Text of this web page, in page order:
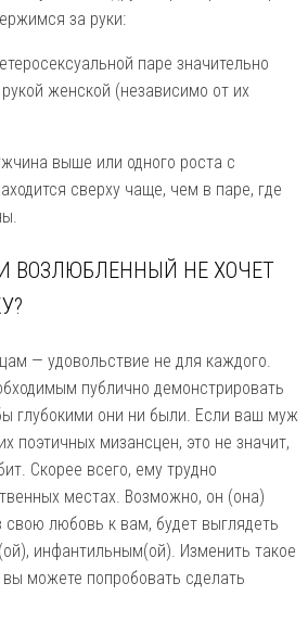
за руки:
паре значительно
женской (независимо от их
выше или одного роста с
сверху чаще, чем в паре, где
ВОЗЛЮБЛЕННЫЙ НЕ ХОЧЕТ
— удовольствие не для каждого.
публично демонстрировать
глубокими они ни были. Если ваш муж
поэтичных мизансцен, это не значит,
Скорее всего, ему трудно
местах. Возможно, он (она)
свою любовь к вам, будет выглядеть
инфантильным(ой). Изменить такое
можете попробовать сделать